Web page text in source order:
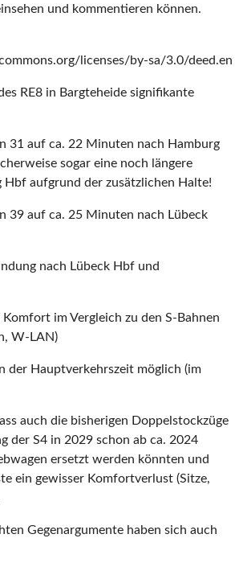
und kommentieren können.
licenses/by-sa/3.0/deed.en
RE8 in Bargteheide signifikante
31 auf ca. 22 Minuten nach Hamburg
sogar eine noch längere
Hbf aufgrund der zusätzlichen Halte!
39 auf ca. 25 Minuten nach Lübeck
nach Lübeck Hbf und
im Vergleich zu den S-Bahnen
W-LAN)
der Hauptverkehrszeit möglich (im
auch die bisherigen Doppelstockzüge
der S4 in 2029 schon ab ca. 2024
ersetzt werden könnten und
ein gewisser Komfortverlust (Sitze,
Gegenargumente haben sich auch